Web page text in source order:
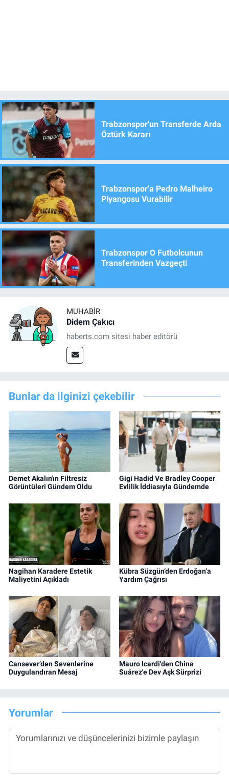
Trabzonspor'un Transferde Arda
Öztürk Kararı
Trabzonspor'a Pedro Malheiro
Piyangosu Vurabilir
Trabzonspor O Futbolcunun
Transferinden Vazgeçti
MUHABIR
Didem Çakıcı
haberts.com sitesi haber editörü
Bunlar da ilginizi çekebilir
Demet Akalın'ın Filtresiz
Görüntüleri Gündem Oldu
Gigi Hadid Ve Bradley Cooper
Evlilik İddiasıyla Gündemde
Nagihan Karadere Estetik
Maliyetini Açıkladı
Kübra Süzgün’den Erdoğan’a
Yardım Çağrısı
Cansever’den Sevenlerine
Duygulandıran Mesaj
Mauro Icardi'den China
Suárez'e Dev Aşk Sürprizi
Yorumlar